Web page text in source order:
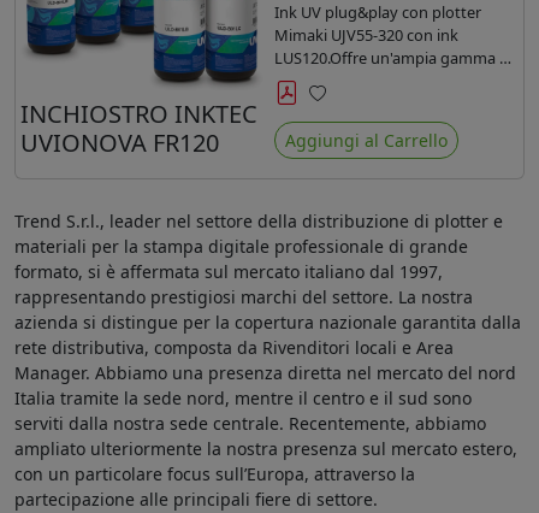
INCHIOSTRO INKTEC
UVIONOVA FR120
Ink UV plug&play con plotter
Mimaki UJV55-320 con ink
LUS120.Offre un'ampia gamma di
colori,una maggiore densità e un
minore ingiallimento rispetto agli
ink Mimaki LUS-120
Preferiti
Aggiungi al Carrello
Trend S.r.l., leader nel settore della distribuzione di plotter e
materiali per la stampa digitale professionale di grande
formato, si è affermata sul mercato italiano dal 1997,
rappresentando prestigiosi marchi del settore. La nostra
azienda si distingue per la copertura nazionale garantita dalla
rete distributiva, composta da Rivenditori locali e Area
Manager. Abbiamo una presenza diretta nel mercato del nord
Italia tramite la sede nord, mentre il centro e il sud sono
serviti dalla nostra sede centrale. Recentemente, abbiamo
ampliato ulteriormente la nostra presenza sul mercato estero,
con un particolare focus sull’Europa, attraverso la
partecipazione alle principali fiere di settore.